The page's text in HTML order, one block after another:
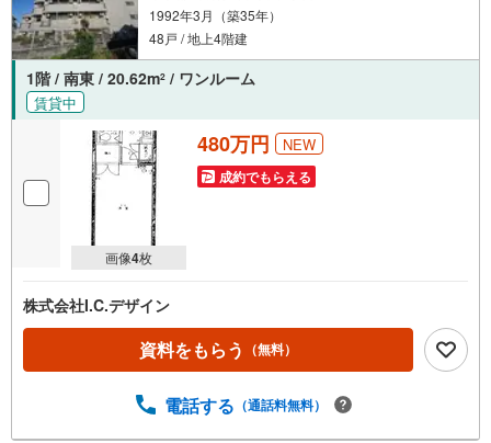
1992年3月（築35年）
48戸 / 地上4階建
1階 / 南東 / 20.62m2 / ワンルーム
賃貸中
画像4枚
480万円 NEW
成約でもらえる
株式会社I.C.デザイン
資料をもらう （無料）
電話する （通話料無料）